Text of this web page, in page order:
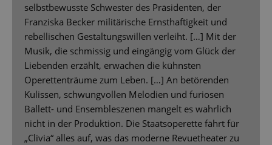
selbstbewusste Schwester des Präsidenten, der
Franziska Becker militärische Ernsthaftigkeit und
rebellischen Gestaltungswillen verleiht. […] Mit der
Musik, die schmissig und eingängig vom Glück der
Liebenden erzählt, erwachen die kühnsten
Operettenträume zum Leben. […] An betörenden
Kulissen, schwungvollen Melodien und furiosen
Ballett- und Ensembleszenen mangelt es wahrlich
nicht in der Produktion. Die Staatsoperette fährt für
„Clivia“ alles auf, was das moderne Revuetheater zu